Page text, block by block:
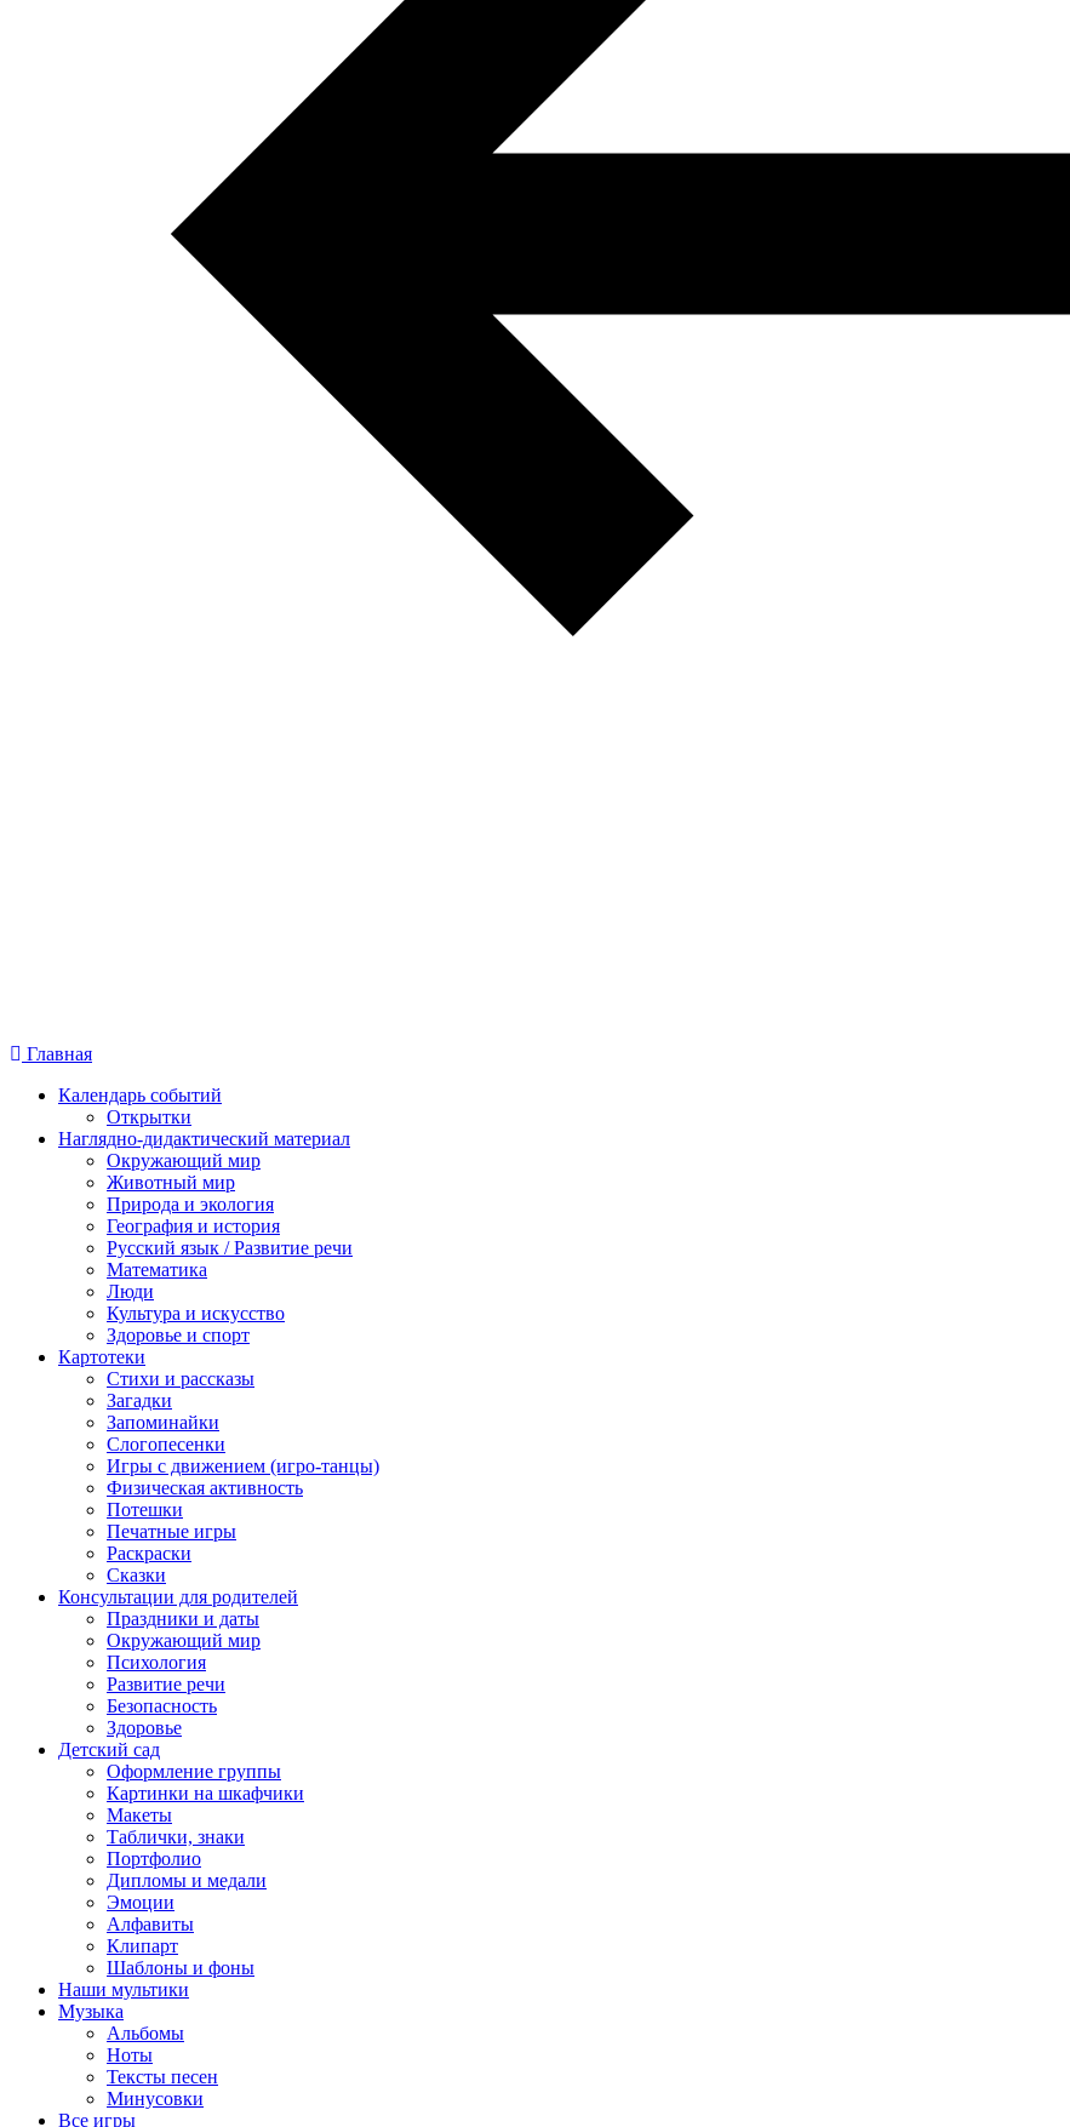
Главная
Календарь событий
Открытки
Наглядно-дидактический материал
Окружающий мир
Животный мир
Природа и экология
География и история
Русский язык / Развитие речи
Математика
Люди
Культура и искусство
Здоровье и спорт
Картотеки
Стихи и рассказы
Загадки
Запоминайки
Слогопесенки
Игры с движением (игро-танцы)
Физическая активность
Потешки
Печатные игры
Раскраски
Сказки
Консультации для родителей
Праздники и даты
Окружающий мир
Психология
Развитие речи
Безопасность
Здоровье
Детский сад
Оформление группы
Картинки на шкафчики
Макеты
Таблички, знаки
Портфолио
Дипломы и медали
Эмоции
Алфавиты
Клипарт
Шаблоны и фоны
Наши мультики
Музыка
Альбомы
Ноты
Тексты песен
Минусовки
Все игры